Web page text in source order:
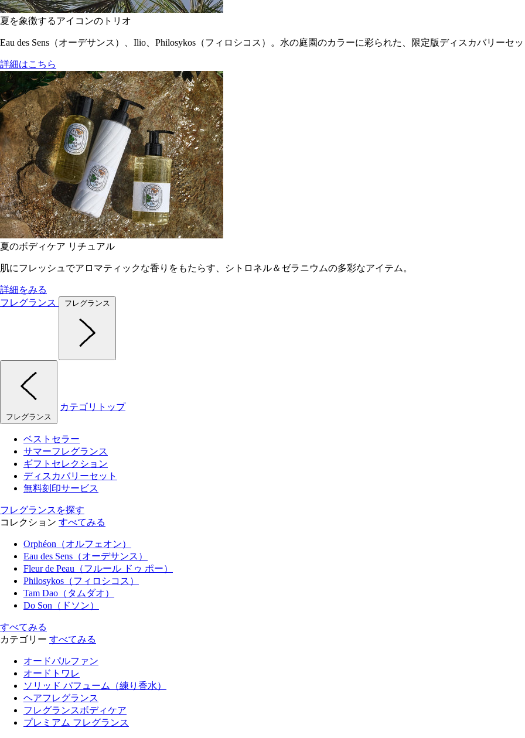
夏を象徴するアイコンのトリオ
Eau des Sens（オーデサンス）、Ilio、Philosykos（フィロシコス）。水の庭園のカラーに彩られた、限定版ディスカバリーセ
詳細はこちら
夏のボディケア リチュアル
肌にフレッシュでアロマティックな香りをもたらす、シトロネル＆ゼラニウムの多彩なアイテム。
詳細をみる
フレグランス
フレグランス
フレグランス
カテゴリトップ
ベストセラー
サマーフレグランス
ギフトセレクション
ディスカバリーセット
無料刻印サービス
フレグランスを探す
コレクション すべてみる
Orphéon（オルフェオン）
Eau des Sens（オーデサンス）
Fleur de Peau（フルール ドゥ ポー）
Philosykos（フィロシコス）
Tam Dao（タムダオ）
Do Son（ドソン）
すべてみる
カテゴリー すべてみる
オードパルファン
オードトワレ
ソリッド パフューム（練り香水）
ヘアフレグランス
フレグランスボディケア
プレミアム フレグランス